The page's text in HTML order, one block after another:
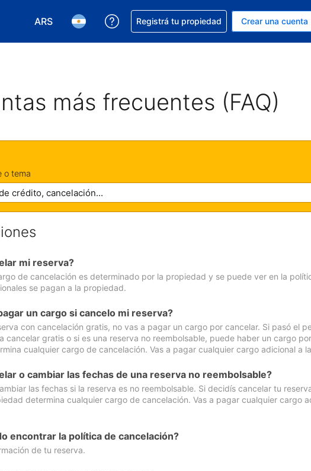
ARS
Elegir la moneda. Tu moneda actual es Peso argentino
Elegir el idioma. El idioma que estás usando es
Conseguí ayuda con tu reserva
Registrá tu propiedad Crear una cuenta
más frecuentes (FAQ)
o tema
mi reserva?
de cancelación es determinado por la propiedad y se puede ver en la
se pagan a la propiedad.
un cargo si cancelo mi reserva?
con cancelación gratis, no vas a pagar un cargo por cancelar. Si pasó el
cancelar gratis o si es una reserva no reembolsable, puede haber un cargo
cualquier cargo de cancelación. Vas a pagar cualquier cargo adicional a
o cambiar las fechas de una reserva no reembolsable?
las fechas si la reserva es no reembolsable. Si decidís cancelar tu
determina cualquier cargo de cancelación. Vas a pagar cualquier cargo
encontrar la política de cancelación?
de tu reserva.